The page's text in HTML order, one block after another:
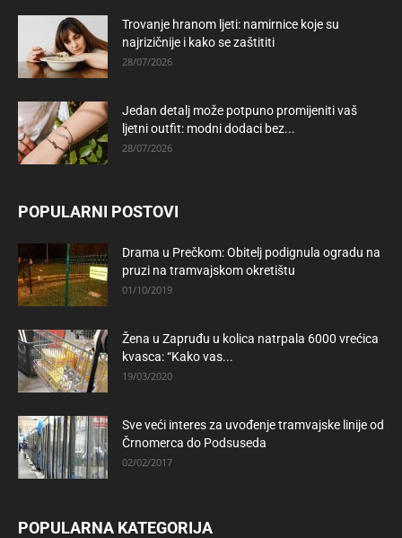
Trovanje hranom ljeti: namirnice koje su
najrizičnije i kako se zaštititi
28/07/2026
Jedan detalj može potpuno promijeniti vaš
ljetni outfit: modni dodaci bez...
28/07/2026
POPULARNI POSTOVI
Drama u Prečkom: Obitelj podignula ogradu na
pruzi na tramvajskom okretištu
01/10/2019
Žena u Zapruđu u kolica natrpala 6000 vrećica
kvasca: “Kako vas...
19/03/2020
Sve veći interes za uvođenje tramvajske linije od
Črnomerca do Podsuseda
02/02/2017
POPULARNA KATEGORIJA